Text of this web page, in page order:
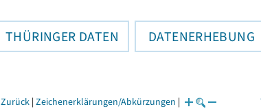
THÜRINGER DATEN DATENERHEBUNG
Zurück | Zeichenerklärungen/Abkürzungen |